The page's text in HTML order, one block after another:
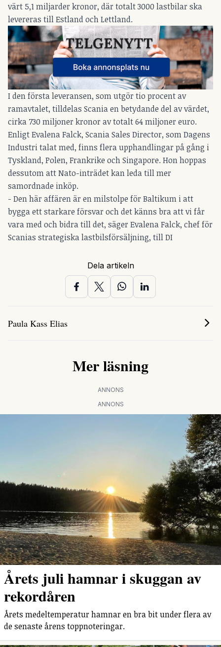
värt 5,1 miljarder kronor, där totalt 3000 lastbilar ska
levereras till Estland och Lettland.
I den första leveransen, som utgör tio procent av
ramavtalet, tilldelas Scania en betydande del av värdet,
cirka 730 miljoner kronor av totalt 64 miljoner euro.
Enligt Evalena Falck, Scania Sales Director, som Dagens
Industri talat med, finns flera upphandlingar på gång i
Tyskland, Polen, Frankrike och Singapore. Hon hoppas
dessutom att Nato-inträdet kan leda till mer
samordnade inköp.
- Den här affären är en milstolpe för Baltikum i att
bygga ett starkare försvar och det känns bra att vi får
vara med och bidra till det, säger Evalena Falck, chef för
Scanias strategiska lastbilsförsäljning, till DI
Dela artikeln
Paula Kass Elias
Mer läsning
ANNONS
ANNONS
Årets juli hamnar i skuggan av
rekordåren
Årets medeltemperatur hamnar en bra bit under flera av
de senaste årens toppnoteringar.